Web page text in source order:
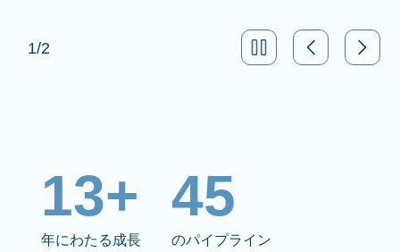
1/2
13+
年にわたる成長
45
のパイプライン